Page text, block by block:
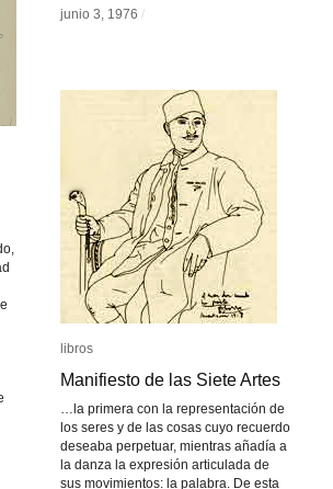
junio 3, 1976 /
junio 3, 1976 /
libros
Manifiesto de las Siete Artes
…la primera con la representación de
los seres y de las cosas cuyo recuerdo
deseaba perpetuar, mientras añadía a
la danza la expresión articulada de
sus movimientos: la palabra. De esta
libros
Manifiesto de las Siete Artes